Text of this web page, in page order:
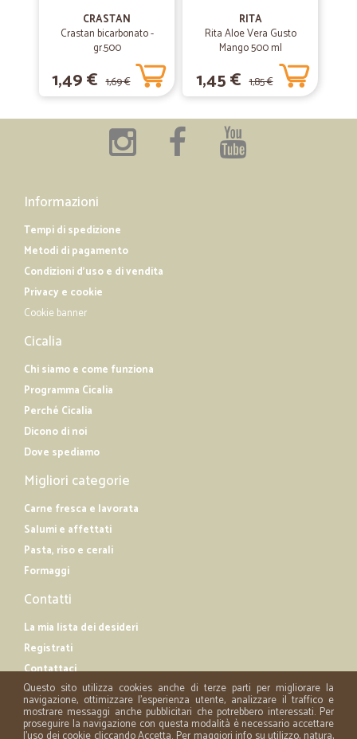
CRASTAN
Crastan bicarbonato -
gr.500
1,49 € 1,69 €
RITA
Rita Aloe Vera Gusto
Mango 500 ml
1,45 € 1,85 €
Informazioni
Tempi di spedizione
Metodi di pagamento
Condizioni d'uso e di vendita
Privacy e cookie
Cookie banner
Cicalia
Chi siamo e come funziona
Programma Cicalia
Perché Cicalia
Dicono di noi
Dove spediamo
Migliori categorie
Carne fresca e lavorata
Salumi e affettati
Pasta, riso e cerali
Formaggi
Contatti
La mia lista dei desideri
Registrati
Contattaci
Questo sito utilizza cookies anche di terze parti per migliorare la
navigazione, ottimizzare l'esperienza utente, analizzare il traffico e
mostrare messaggi anche pubblicitari che potrebbero interessati. Per
proseguire la navigazione con questa modalità è necessario accettare